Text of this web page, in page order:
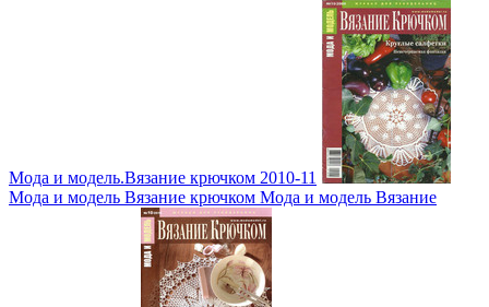
Мода и модель.Вязание крючком 2010-11
Мода и модель Вязание крючком Мода и модель Вязание